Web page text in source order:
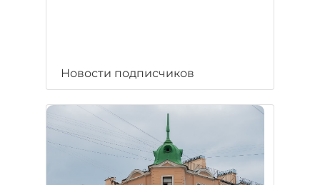
Новости подписчиков